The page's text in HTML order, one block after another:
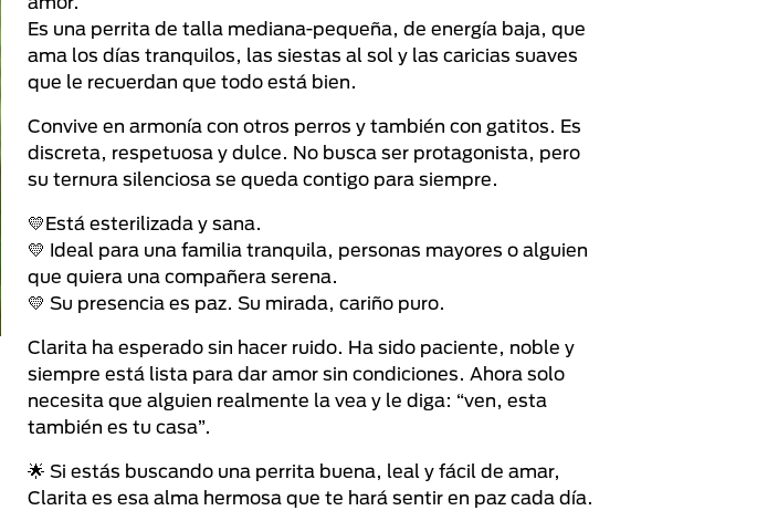
Es una perrita de talla mediana-pequeña, de energía baja, que
ama los días tranquilos, las siestas al sol y las caricias suaves
que le recuerdan que todo está bien.
Convive en armonía con otros perros y también con gatitos. Es
discreta, respetuosa y dulce. No busca ser protagonista, pero
su ternura silenciosa se queda contigo para siempre.
💛Está esterilizada y sana.
💛 Ideal para una familia tranquila, personas mayores o alguien
que quiera una compañera serena.
💛 Su presencia es paz. Su mirada, cariño puro.
Clarita ha esperado sin hacer ruido. Ha sido paciente, noble y
siempre está lista para dar amor sin condiciones. Ahora solo
necesita que alguien realmente la vea y le diga: “ven, esta
también es tu casa”.
🌟 Si estás buscando una perrita buena, leal y fácil de amar,
Clarita es esa alma hermosa que te hará sentir en paz cada día.